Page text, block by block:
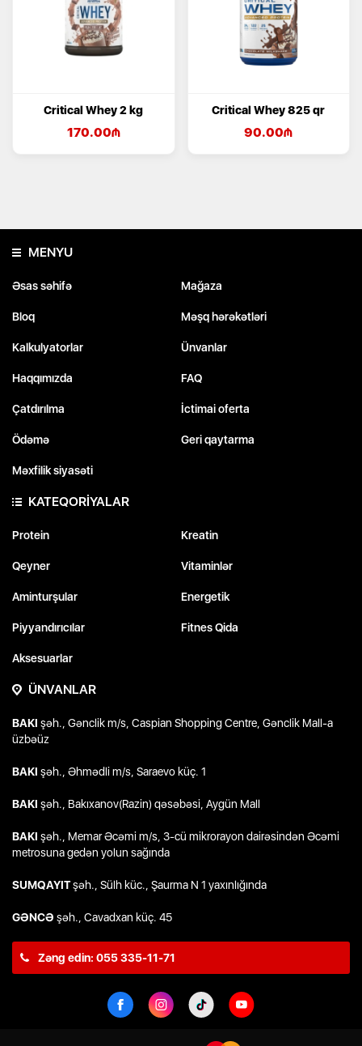
Critical Whey 2 kg
170.00₼
Critical Whey 825 qr
90.00₼
MENYU
Əsas səhifə Mağaza
Bloq Məşq hərəkətləri
Kalkulyatorlar Ünvanlar
Haqqımızda FAQ
Çatdırılma İctimai oferta
Ödəmə Geri qaytarma
Məxfilik siyasəti
KATEQORİYALAR
Protein Kreatin
Qeyner Vitaminlər
Aminturşular Energetik
Piyyandırıcılar Fitnes Qida
Aksesuarlar
ÜNVANLAR
BAKI şəh., Gənclik m/s, Caspian Shopping Centre, Gənclik Mall-a
üzbəüz
BAKI şəh., Əhmədli m/s, Saraevo küç. 1
BAKI şəh., Bakıxanov(Razin) qəsəbəsi, Aygün Mall
BAKI şəh., Memar Əcəmi m/s, 3-cü mikrorayon dairəsindən Əcəmi
metrosuna gedən yolun sağında
SUMQAYITşəh., Sülh küc., Şaurma N 1 yaxınlığında
GƏNCƏ şəh., Cavadxan küç. 45
Zəng edin: 055 335-11-71